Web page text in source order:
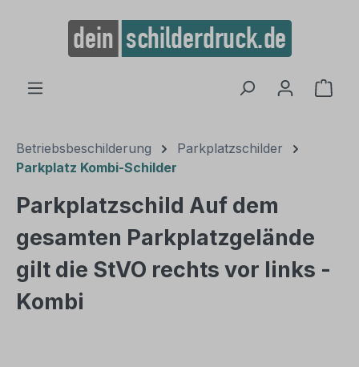
springen
Betriebsbeschilderung
Parkplatzschilder
Parkplatz Kombi-Schilder
Parkplatzschild Auf dem
gesamten Parkplatzgelände
gilt die StVO rechts vor links -
Kombi